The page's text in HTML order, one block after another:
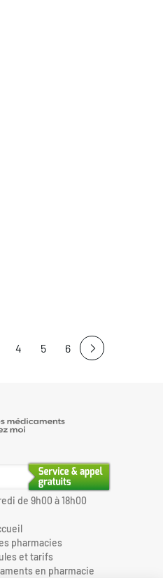
4 5 6
de 9h00 à 18h00
pharmacies
et tarifs
en pharmacie